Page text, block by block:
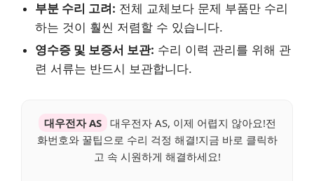
부분 수리 고려: 전체 교체보다 문제 부품만 수리
하는 것이 훨씬 저렴할 수 있습니다.
영수증 및 보증서 보관: 수리 이력 관리를 위해 관
련 서류는 반드시 보관합니다.
대우전자 AS
대우전자 AS, 이제 어렵지 않아요!전
화번호와 꿀팁으로 수리 걱정 해결!지금 바로 클릭하
고 속 시원하게 해결하세요!